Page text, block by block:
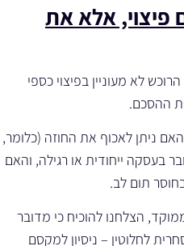
פיצוי, אלא את
לא מעוניין בפיצוי כספי
ההסכם.
ניתן לאכוף את החוזה (כלומר,
בעסקה ייחודית או רגילה, והאם
תום לב.
הצלחנו להוכיח כי מדובר
לחלוטין – ניסיון למקסם